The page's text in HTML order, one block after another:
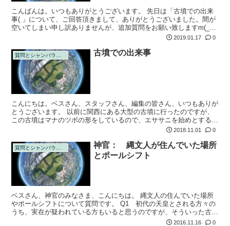
こんばんは。いつもありがとうございます。 先日は「古墳での出来
事( 」について、ご回答頂きまして、ありがとうございました。間が
空いてしまい申し訳ありませんが、追加質問をお願い致しますm(_
_)m Q1、古墳の中にいた存在ですが、よくよく思い出してみます
2019.01.17 0
質問とシャンバラの回答 古墳での出来事
こんにちは。ベスさん、スタッフさん、編集の皆さん、いつもありが
とうございます。 以前に関西にある大型の古墳に行ったのですが、
この古墳はマナのツボの形をしているので、エササニを始めとする宇
宙人達の研究所だったようです。 ここでは地球由来の人類を元に、
2018.11.01 0
質問とシャンバラの回答
神官： 縄文人が住んでいた場所
とポールシフト
ベスさん、神官のみなさま、こんにちは。 縄文人の住んでいた場所
やポールシフトについて質問です。 Q1 初代の天皇とされる方々の
うち、実在が疑われている方もいると思うのですが、そういった古い
時代の天皇陵がある場所や、創建が不詳の神社などの場所と縄文人と
2016.11.16 0